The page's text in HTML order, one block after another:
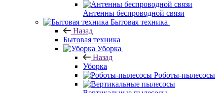
Антенны беспроводной связи
Бытовая техника
Назад
Бытовая техника
Уборка
Назад
Уборка
Роботы-пылесосы